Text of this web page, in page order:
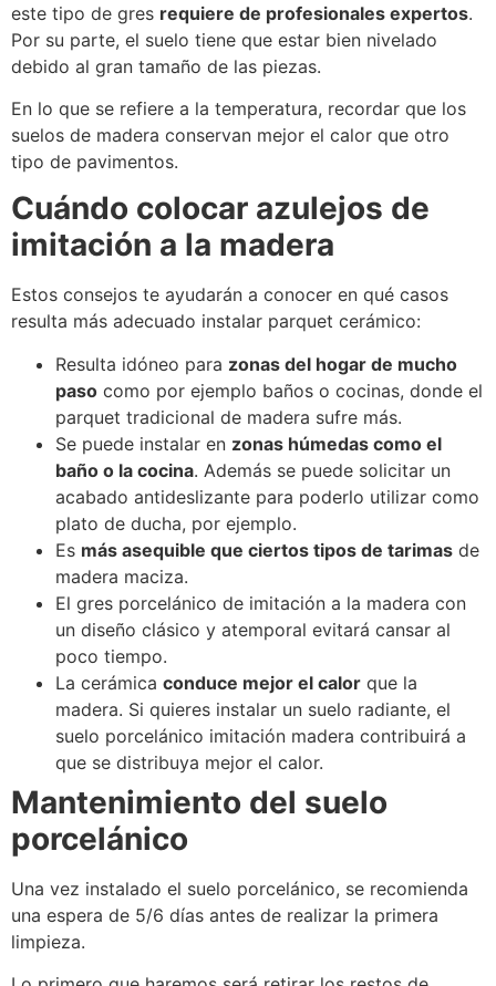
este tipo de gres requiere de profesionales expertos.
Por su parte, el suelo tiene que estar bien nivelado
debido al gran tamaño de las piezas.
En lo que se refiere a la temperatura, recordar que los
suelos de madera conservan mejor el calor que otro
tipo de pavimentos.
Cuándo colocar azulejos de
imitación a la madera
Estos consejos te ayudarán a conocer en qué casos
resulta más adecuado instalar parquet cerámico:
Resulta idóneo para zonas del hogar de mucho
paso como por ejemplo baños o cocinas, donde el
parquet tradicional de madera sufre más.
Se puede instalar en zonas húmedas como el
baño o la cocina. Además se puede solicitar un
acabado antideslizante para poderlo utilizar como
plato de ducha, por ejemplo.
Es más asequible que ciertos tipos de tarimas de
madera maciza.
El gres porcelánico de imitación a la madera con
un diseño clásico y atemporal evitará cansar al
poco tiempo.
La cerámica conduce mejor el calor que la
madera. Si quieres instalar un suelo radiante, el
suelo porcelánico imitación madera contribuirá a
que se distribuya mejor el calor.
Mantenimiento del suelo
porcelánico
Una vez instalado el suelo porcelánico, se recomienda
una espera de 5/6 días antes de realizar la primera
limpieza.